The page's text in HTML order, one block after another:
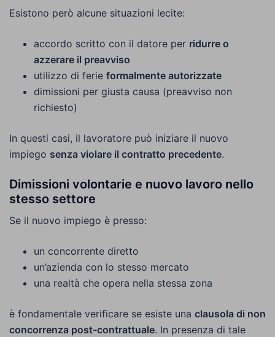
Esistono però alcune situazioni lecite:
accordo scritto con il datore per ridurre o
azzerare il preavviso
utilizzo di ferie formalmente autorizzate
dimissioni per giusta causa (preavviso non
richiesto)
In questi casi, il lavoratore può iniziare il nuovo
impiego senza violare il contratto precedente.
Dimissioni volontarie e nuovo lavoro nello
stesso settore
Se il nuovo impiego è presso:
un concorrente diretto
un’azienda con lo stesso mercato
una realtà che opera nella stessa zona
è fondamentale verificare se esiste una clausola di non
concorrenza post-contrattuale. In presenza di tale